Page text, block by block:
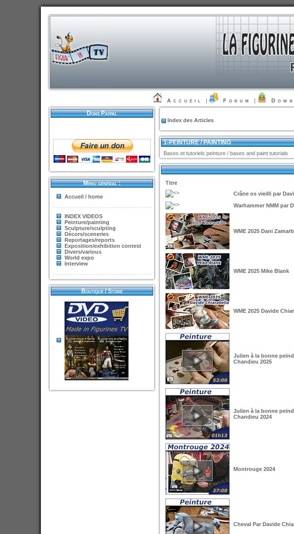
Accueil | Forum |
Dons Paypal
Menu général :
Accueil / home
INDEX VIDEOS
Peinture/painting
Sculpture/sculpting
Décors/sceneries
Reportages/reports
Exposition/exhibition contest
Divers/various
World expo
Interview
Boutique / Store
Index des Articles
1-PEINTURE / PAINTING
Bases et tutoriels peinture / bases and paint tutorials
Titre
Crâne os vieilli par
Warhammer NMM par
WME 2025 Dani
WME 2025 Mike Blank
WME 2025 Davide
Julien à la bonne
Chandieu 2025
Julien à la bonne
Chandieu 2024
Montrouge 2024
Cheval Par Davide